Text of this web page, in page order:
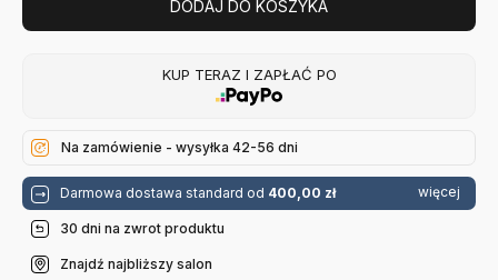
DODAJ DO KOSZYKA
KUP TERAZ I ZAPŁAĆ PO
Na zamówienie - wysyłka 42-56 dni
Darmowa dostawa standard od 400,00 zł więcej
30 dni na zwrot produktu
Znajdź najbliższy salon